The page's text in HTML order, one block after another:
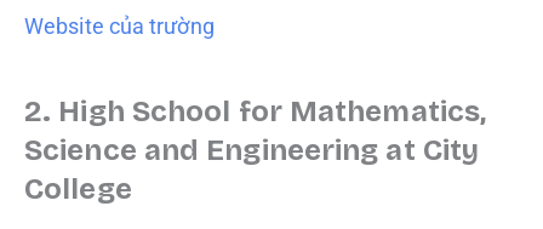
Website của trường
2. High School for Mathematics,
Science and Engineering at City
College